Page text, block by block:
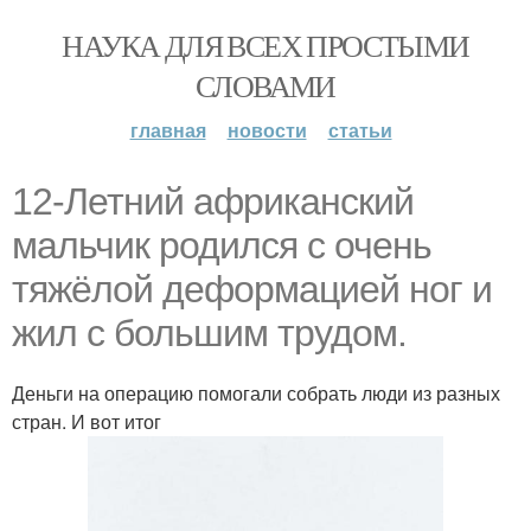
НАУКА ДЛЯ ВСЕХ ПРОСТЫМИ
СЛОВАМИ
главная новости статьи
12-Летний африканский
мальчик родился с очень
тяжёлой деформацией ног и
жил с большим трудом.
Деньги на операцию помогали собрать люди из разных
стран. И вот итог